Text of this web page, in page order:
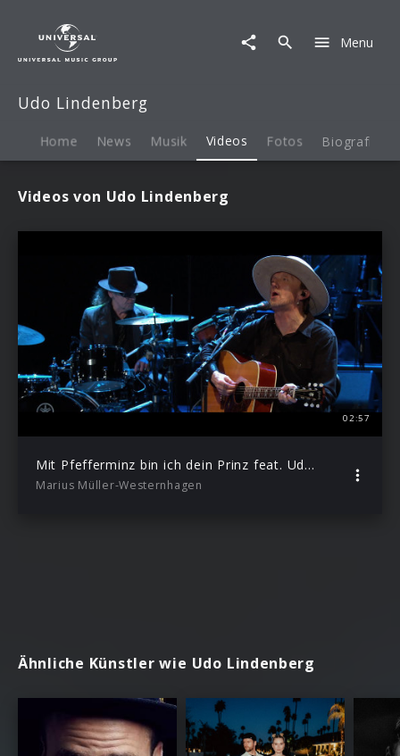
Lindenberg
Videos
Menu
Udo Lindenberg
Home News Musik Videos Fotos Biografie
Videos von Udo Lindenberg
02:57
Mit Pfefferminz bin ich dein Prinz feat. Udo Lindenberg (MTV Unplugged)
Marius Müller-Westernhagen
Ähnliche Künstler wie Udo Lindenberg